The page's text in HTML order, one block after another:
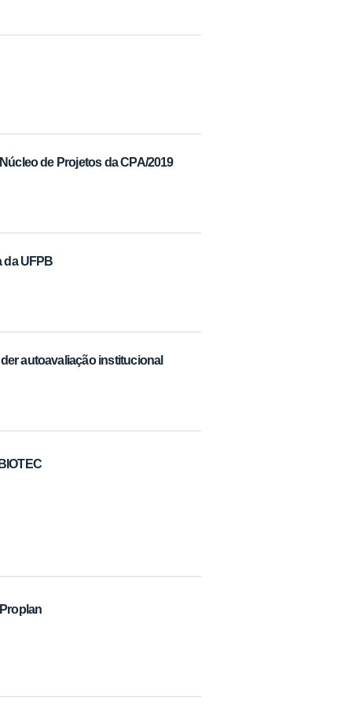
de Projetos da CPA/2019
da UFPB
autoavaliação institucional